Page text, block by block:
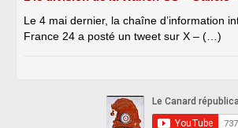
Le 4 mai dernier, la chaîne d’information
France 24 a posté un tweet sur X – (…)